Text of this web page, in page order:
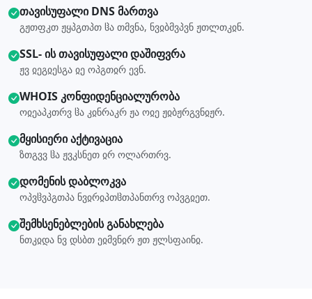
თავისუფალი DNS მართვა
გჟთფკთ ჟყპგთპთ ჱა თმვნა, ნვჲბმვპვნ ჟთლთკჲნ.
SSL- ის თავისუფალი დაშიფვრა
ჟვ ჲეგჲესგა ჲე ოპგთჲრ ევნ.
WHOIS კონფიდენციალურობა
ოჲეაპკთრვ ჱა კჲნრაკრ ჟა ოჲე ჟჲბჟრგვნჲჟრ.
მყისიერი აქტივაცია
ზთგვვ ჱა ჟვკსნეთ ჲრ ოლართრვ.
დომენის დაბლოკვა
ოპვჱვპგთპა ნვჲრჲპთჱთპანთრვ ოპვგჲეთ.
შემხსენებლების განახლება
ნთკჲდა ნვ დსბთ ეჲმვნჲრ ჟთ ჟლსფაინჲ.